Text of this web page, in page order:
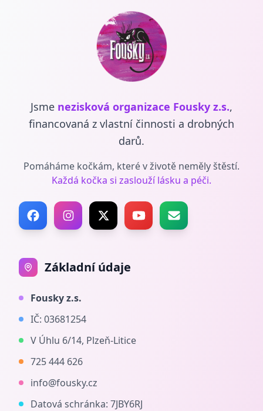
Jsme nezisková organizace Fousky z.s.,
financovaná z vlastní činnosti a drobných
darů.
Pomáháme kočkám, které v životě neměly štěstí.
Každá kočka si zaslouží lásku a péči.
Základní údaje
Fousky z.s.
IČ: 03681254
V Úhlu 6/14, Plzeň-Litice
725 444 626
info@fousky.cz
Datová schránka: 7JBY6RJ